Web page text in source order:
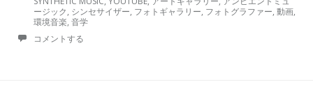
リ
ー:
ージック, シンセサイザー, フォトギャラリー, フォトグラファー, 動画,
環境音楽, 音学
コメントする